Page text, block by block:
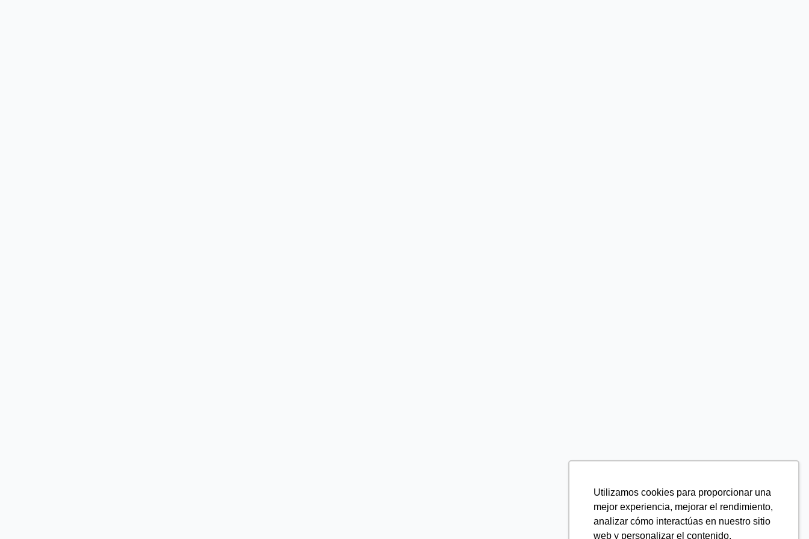
Utilizamos cookies para proporcionar una
mejor experiencia, mejorar el rendimiento,
analizar cómo interactúas en nuestro sitio
web y personalizar el contenido.